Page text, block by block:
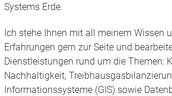
Systems Erde.
Ich stehe Ihnen mit all meinem Wissen
Erfahrungen gern zur Seite und
Dienstleistungen rund um die Themen:
Nachhaltigkeit,
Informationssysteme (GIS) sowie